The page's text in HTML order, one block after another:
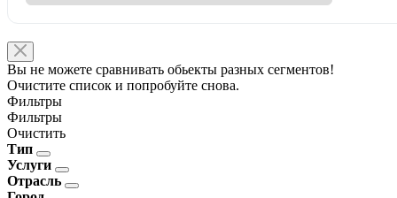
Вы не можете сравнивать обьекты разных сегментов!
Очистите список и попробуйте снова.
Фильтры
Фильтры
Очистить
Тип
Услуги
Отрасль